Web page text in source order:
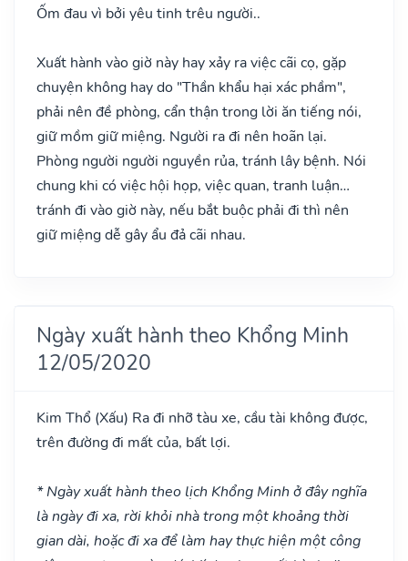
Ốm đau vì bởi yêu tinh trêu người..
Xuất hành vào giờ này hay xảy ra việc cãi cọ, gặp
chuyện không hay do "Thần khẩu hại xác phầm",
phải nên đề phòng, cẩn thận trong lời ăn tiếng nói,
giữ mồm giữ miệng. Người ra đi nên hoãn lại.
Phòng người người nguyền rủa, tránh lây bệnh. Nói
chung khi có việc hội họp, việc quan, tranh luận…
tránh đi vào giờ này, nếu bắt buộc phải đi thì nên
giữ miệng dễ gây ẩu đả cãi nhau.
Ngày xuất hành theo Khổng Minh
12/05/2020
Kim Thổ (Xấu) Ra đi nhỡ tàu xe, cầu tài không được,
trên đường đi mất của, bất lợi.
* Ngày xuất hành theo lịch Khổng Minh ở đây nghĩa
là ngày đi xa, rời khỏi nhà trong một khoảng thời
gian dài, hoặc đi xa để làm hay thực hiện một công